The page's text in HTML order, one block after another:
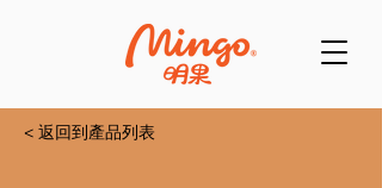
< 返回到產品列表